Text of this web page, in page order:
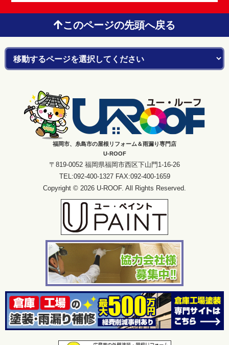
このページの先頭へ戻る
福岡市、糸島市の屋根リフォーム＆雨漏り専門店
U-ROOF
〒819-0052 福岡県福岡市西区下山門1-16-26
TEL:092-400-1327 FAX:092-400-1659
Copyright © 2026 U-ROOF. All Rights Reserved.